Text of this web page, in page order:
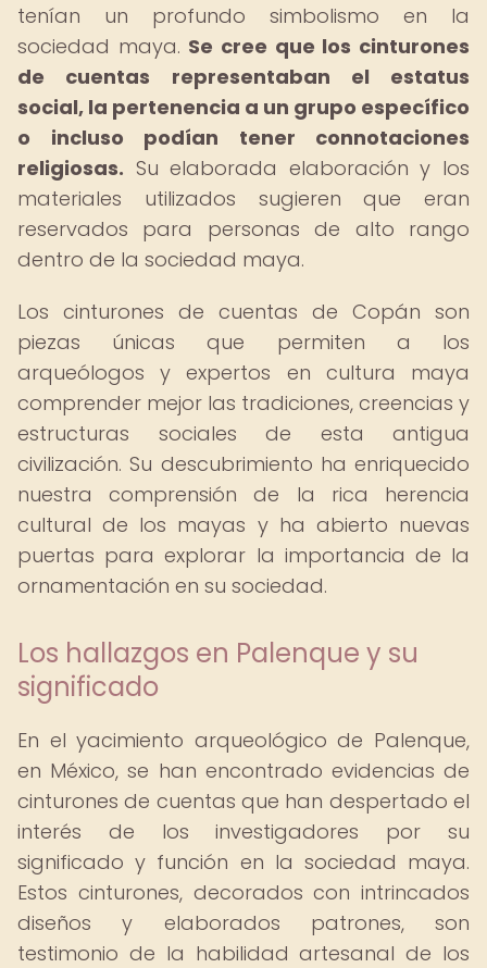
tenían un profundo simbolismo en la
sociedad maya. Se cree que los cinturones
de cuentas representaban el estatus
social, la pertenencia a un grupo específico
o incluso podían tener connotaciones
religiosas. Su elaborada elaboración y los
materiales utilizados sugieren que eran
reservados para personas de alto rango
dentro de la sociedad maya.
Los cinturones de cuentas de Copán son
piezas únicas que permiten a los
arqueólogos y expertos en cultura maya
comprender mejor las tradiciones, creencias y
estructuras sociales de esta antigua
civilización. Su descubrimiento ha enriquecido
nuestra comprensión de la rica herencia
cultural de los mayas y ha abierto nuevas
puertas para explorar la importancia de la
ornamentación en su sociedad.
Los hallazgos en Palenque y su
significado
En el yacimiento arqueológico de Palenque,
en México, se han encontrado evidencias de
cinturones de cuentas que han despertado el
interés de los investigadores por su
significado y función en la sociedad maya.
Estos cinturones, decorados con intrincados
diseños y elaborados patrones, son
testimonio de la habilidad artesanal de los